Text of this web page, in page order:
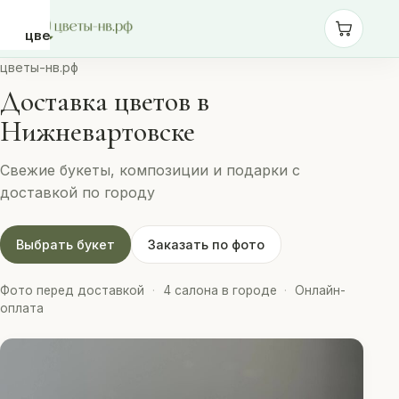
цветы-
нв.рф
Монобукеты
Сборные
букеты
Шары
цветы-нв.рф
Доставка цветов в
Нижневартовске
Свежие букеты, композиции и подарки с
доставкой по городу
Выбрать букет Заказать по фото
Фото перед доставкой · 4 салона в городе ·
Онлайн-
оплата